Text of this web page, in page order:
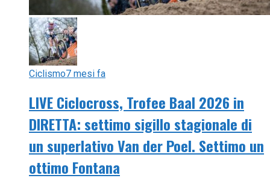
Ciclismo7 mesi fa
LIVE Ciclocross, Trofee Baal 2026 in
DIRETTA: settimo sigillo stagionale di
un superlativo Van der Poel. Settimo un
ottimo Fontana